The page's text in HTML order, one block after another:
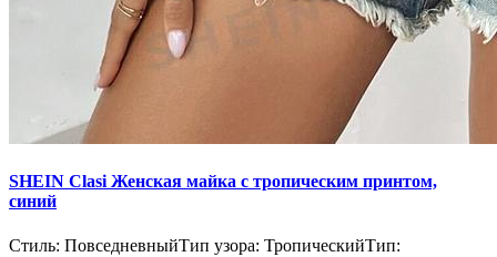
SHEIN Clasi Женская майка с тропическим принтом,
синий
Стиль: ПовседневныйТип узора: ТропическийТип: